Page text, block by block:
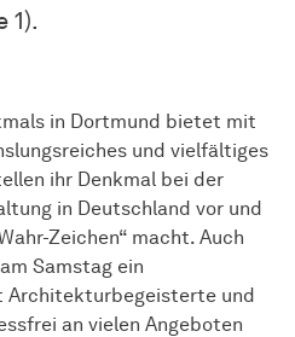
1).
in Dortmund bietet mit
und vielfältiges
ihr Denkmal bei der
in Deutschland vor und
Zeichen“ macht. Auch
Samstag ein
Architekturbegeisterte und
an vielen Angeboten